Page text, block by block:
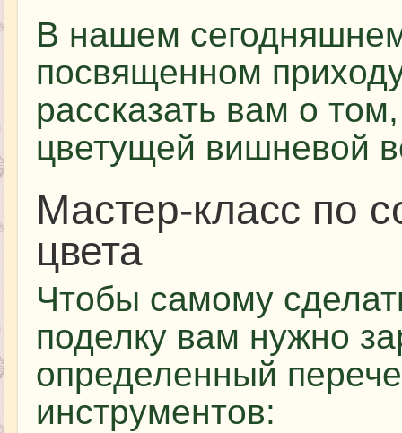
В нашем
посвященном
рассказать вам о
цветущей вишневой
Мастер-класс по
цвета
Чтобы самому
поделку вам нужно
определенный
инструментов: